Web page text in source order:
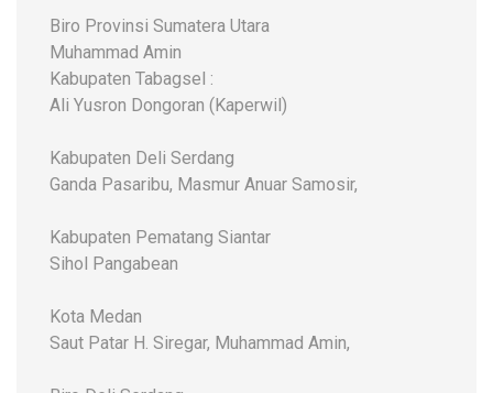
Biro Provinsi Sumatera Utara
Muhammad Amin
Kabupaten Tabagsel :
Ali Yusron Dongoran (Kaperwil)
Kabupaten Deli Serdang
Ganda Pasaribu, Masmur Anuar Samosir,
Kabupaten Pematang Siantar
Sihol Pangabean
Kota Medan
Saut Patar H. Siregar, Muhammad Amin,